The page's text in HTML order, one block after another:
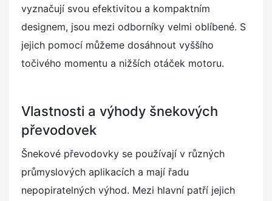
vyznačují svou efektivitou a kompaktním
designem, jsou mezi odborníky velmi oblíbené. S
jejich pomocí můžeme dosáhnout vyššího
točivého momentu a nižších otáček motoru.
Vlastnosti a výhody šnekových
převodovek
Šnekové převodovky se používají v různých
průmyslových aplikacích a mají řadu
nepopiratelných výhod. Mezi hlavní patří jejich